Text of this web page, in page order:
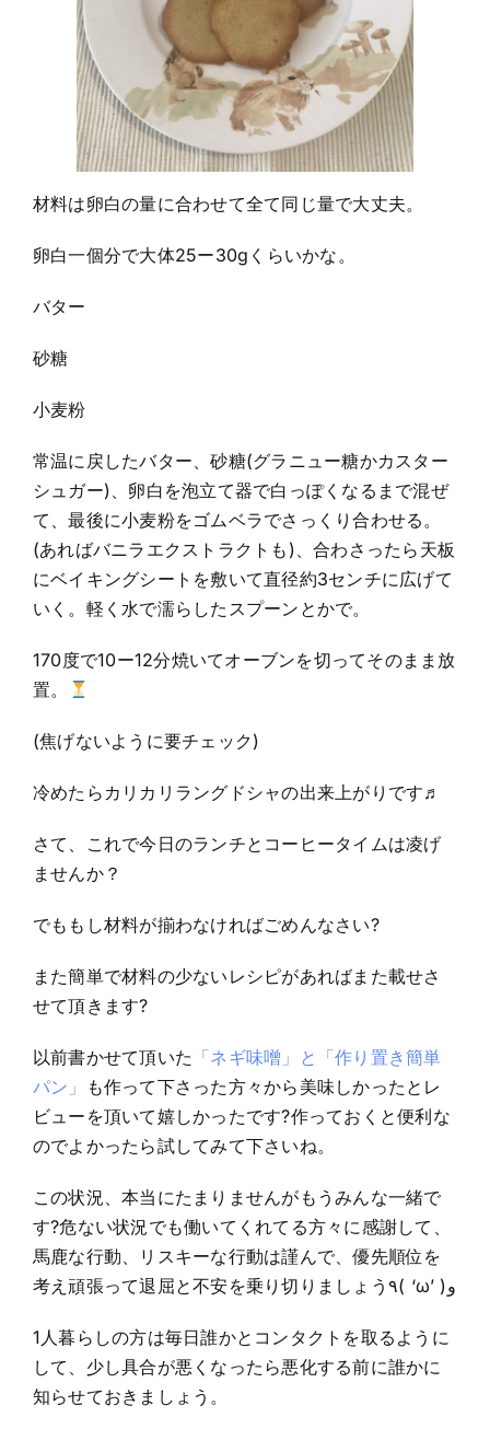
材料は卵白の量に合わせて全て同じ量で大丈夫。
卵白一個分で大体25ー30gくらいかな。
バター
砂糖
小麦粉
常温に戻したバター、砂糖(グラニュー糖かカスター
シュガー)、卵白を泡立て器で白っぽくなるまで混ぜ
て、最後に小麦粉をゴムベラでさっくり合わせる。
(あればバニラエクストラクトも)、合わさったら天板
にベイキングシートを敷いて直径約3センチに広げて
いく。軽く水で濡らしたスプーンとかで。
170度で10ー12分焼いてオーブンを切ってそのまま放
置。
(焦げないように要チェック)
冷めたらカリカリラングドシャの出来上がりです♬
さて、これで今日のランチとコーヒータイムは凌げ
ませんか？
でももし材料が揃わなければごめんなさい?
また簡単で材料の少ないレシピがあればまた載せさ
せて頂きます?
以前書かせて頂いた 「ネギ味噌」と「作り置き簡単
パン」
も作って下さった方々から美味しかったとレ
ビューを頂いて嬉しかったです?作っておくと便利な
のでよかったら試してみて下さいね。
この状況、本当にたまりませんがもうみんな一緒で
す?危ない状況でも働いてくれてる方々に感謝して、
馬鹿な行動、リスキーな行動は謹んで、優先順位を
考え頑張って退屈と不安を乗り切りましょう٩( ‘ω’ )و
1人暮らしの方は毎日誰かとコンタクトを取るように
して、少し具合が悪くなったら悪化する前に誰かに
知らせておきましょう。